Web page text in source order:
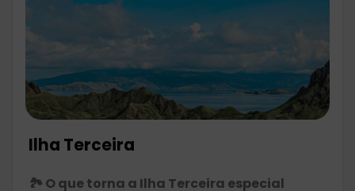
Ilha Terceira
🏞️ O que torna a Ilha Terceira especial